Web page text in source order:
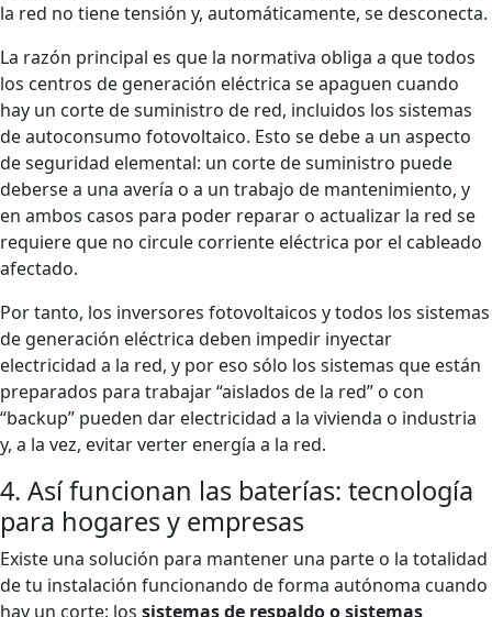
la red no tiene tensión y, automáticamente, se desconecta.
La razón principal es que la normativa obliga a que todos
los centros de generación eléctrica se apaguen cuando
hay un corte de suministro de red, incluidos los sistemas
de autoconsumo fotovoltaico. Esto se debe a un aspecto
de seguridad elemental: un corte de suministro puede
deberse a una avería o a un trabajo de mantenimiento, y
en ambos casos para poder reparar o actualizar la red se
requiere que no circule corriente eléctrica por el cableado
afectado.
Por tanto, los inversores fotovoltaicos y todos los sistemas
de generación eléctrica deben impedir inyectar
electricidad a la red, y por eso sólo los sistemas que están
preparados para trabajar “aislados de la red” o con
“backup” pueden dar electricidad a la vivienda o industria
y, a la vez, evitar verter energía a la red.
4. Así funcionan las baterías: tecnología
para hogares y empresas
Existe una solución para mantener una parte o la totalidad
de tu instalación funcionando de forma autónoma cuando
hay un corte: los sistemas de respaldo o sistemas